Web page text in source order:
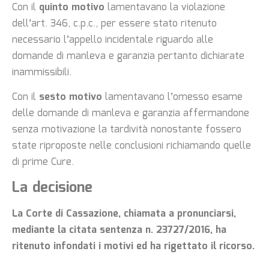
Con il quinto motivo lamentavano la violazione
dell’art. 346, c.p.c., per essere stato ritenuto
necessario l’appello incidentale riguardo alle
domande di manleva e garanzia pertanto dichiarate
inammissibili.
Con il sesto motivo lamentavano l’omesso esame
delle domande di manleva e garanzia affermandone
senza motivazione la tardività nonostante fossero
state riproposte nelle conclusioni richiamando quelle
di prime Cure.
La decisione
La Corte di Cassazione, chiamata a pronunciarsi,
mediante la citata sentenza n. 23727/2016, ha
ritenuto infondati i motivi ed ha rigettato il ricorso.